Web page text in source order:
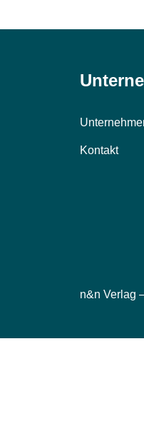
Kontakt
n&n Verlag